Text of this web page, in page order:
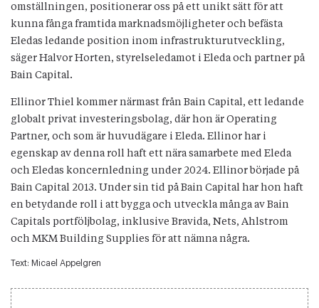
omställningen, positionerar oss på ett unikt sätt för att
kunna fånga framtida marknadsmöjligheter och befästa
Eledas ledande position inom infrastrukturutveckling,
säger Halvor Horten, styrelseledamot i Eleda och partner på
Bain Capital.
Ellinor Thiel kommer närmast från Bain Capital, ett ledande
globalt privat investeringsbolag, där hon är Operating
Partner, och som är huvudägare i Eleda. Ellinor har i
egenskap av denna roll haft ett nära samarbete med Eleda
och Eledas koncernledning under 2024. Ellinor började på
Bain Capital 2013. Under sin tid på Bain Capital har hon haft
en betydande roll i att bygga och utveckla många av Bain
Capitals portföljbolag, inklusive Bravida, Nets, Ahlstrom
och MKM Building Supplies för att nämna några.
Text: Micael Appelgren